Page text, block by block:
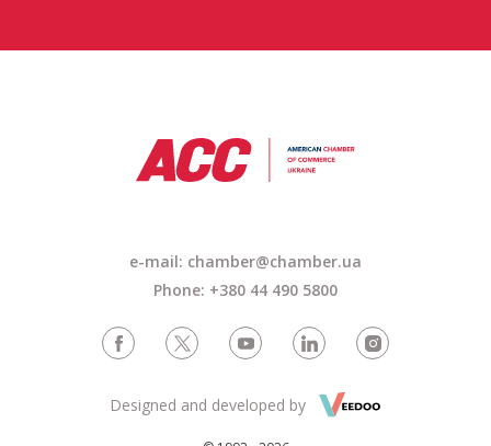
e-mail: chamber@chamber.ua
Phone: +380 44 490 5800
Designed and developed by